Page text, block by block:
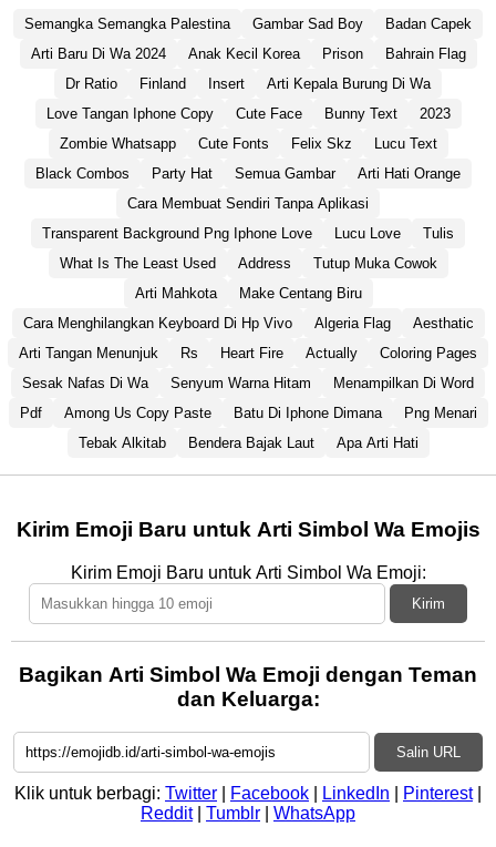
Semangka Semangka Palestina Gambar Sad Boy
Badan Capek
Arti Baru Di Wa 2024
Anak Kecil Korea Prison
Bahrain Flag
Dr Ratio
Finland Insert
Arti Kepala Burung Di Wa
Love Tangan Iphone Copy
Cute Face Bunny Text
2023
Zombie Whatsapp
Cute Fonts Felix Skz
Lucu Text
Black Combos
Party Hat Semua Gambar
Arti Hati Orange
Cara Membuat Sendiri Tanpa Aplikasi
Transparent Background Png Iphone Love
Lucu Love
Tulis
What Is The Least Used
Address
Tutup Muka Cowok
Arti Mahkota
Make Centang Biru
Cara Menghilangkan Keyboard Di Hp Vivo
Algeria Flag
Aesthatic
Arti Tangan Menunjuk
Rs Heart Fire Actually
Coloring Pages
Sesak Nafas Di Wa
Senyum Warna Hitam
Menampilkan Di Word
Pdf
Among Us Copy Paste Batu Di Iphone Dimana
Png Menari
Tebak Alkitab
Bendera Bajak Laut Apa Arti Hati
Kirim Emoji Baru untuk Arti Simbol Wa Emojis
Kirim Emoji Baru untuk Arti Simbol Wa Emoji:
Kirim
Bagikan Arti Simbol Wa Emoji dengan Teman
dan Keluarga:
Salin URL
Klik untuk berbagi: Twitter Facebook LinkedIn Pinterest|
Reddit| Tumblr WhatsApp